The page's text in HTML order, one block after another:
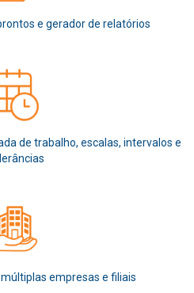
e gerador de relatórios
de trabalho, escalas, intervalos e
empresas e filiais